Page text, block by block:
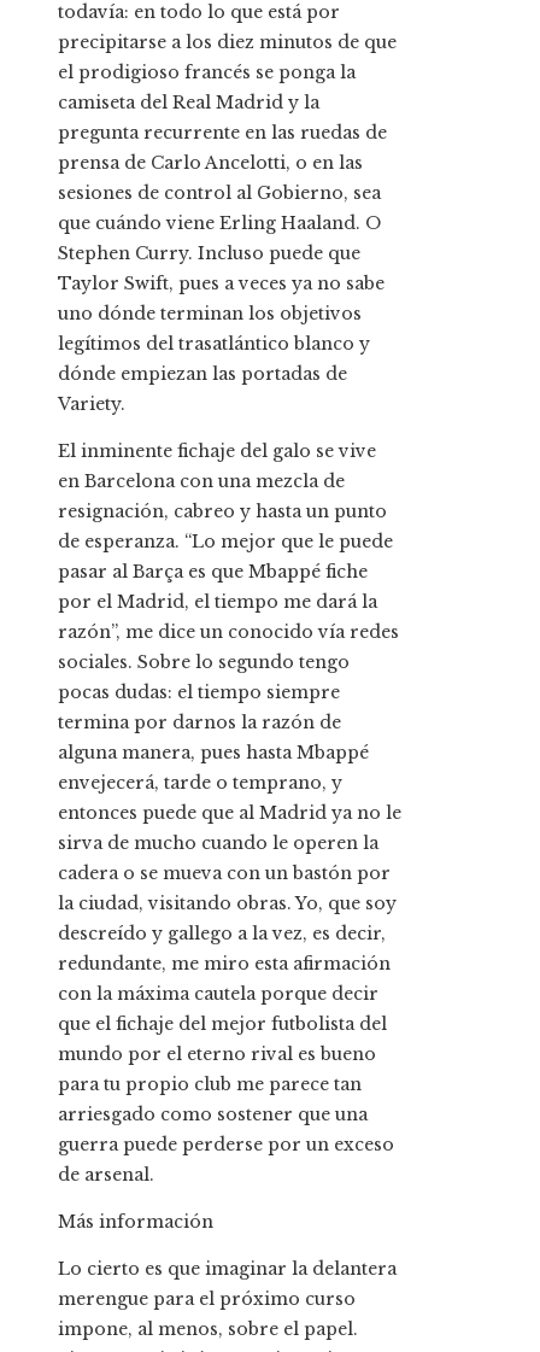
todavía: en todo lo que está por
precipitarse a los diez minutos de que
el prodigioso francés se ponga la
camiseta del Real Madrid y la
pregunta recurrente en las ruedas de
prensa de Carlo Ancelotti, o en las
sesiones de control al Gobierno, sea
que cuándo viene Erling Haaland. O
Stephen Curry. Incluso puede que
Taylor Swift, pues a veces ya no sabe
uno dónde terminan los objetivos
legítimos del trasatlántico blanco y
dónde empiezan las portadas de
Variety.
El inminente fichaje del galo se vive
en Barcelona con una mezcla de
resignación, cabreo y hasta un punto
de esperanza. “Lo mejor que le puede
pasar al Barça es que Mbappé fiche
por el Madrid, el tiempo me dará la
razón”, me dice un conocido vía redes
sociales. Sobre lo segundo tengo
pocas dudas: el tiempo siempre
termina por darnos la razón de
alguna manera, pues hasta Mbappé
envejecerá, tarde o temprano, y
entonces puede que al Madrid ya no le
sirva de mucho cuando le operen la
cadera o se mueva con un bastón por
la ciudad, visitando obras. Yo, que soy
descreído y gallego a la vez, es decir,
redundante, me miro esta afirmación
con la máxima cautela porque decir
que el fichaje del mejor futbolista del
mundo por el eterno rival es bueno
para tu propio club me parece tan
arriesgado como sostener que una
guerra puede perderse por un exceso
de arsenal.
Más información
Lo cierto es que imaginar la delantera
merengue para el próximo curso
impone, al menos, sobre el papel.